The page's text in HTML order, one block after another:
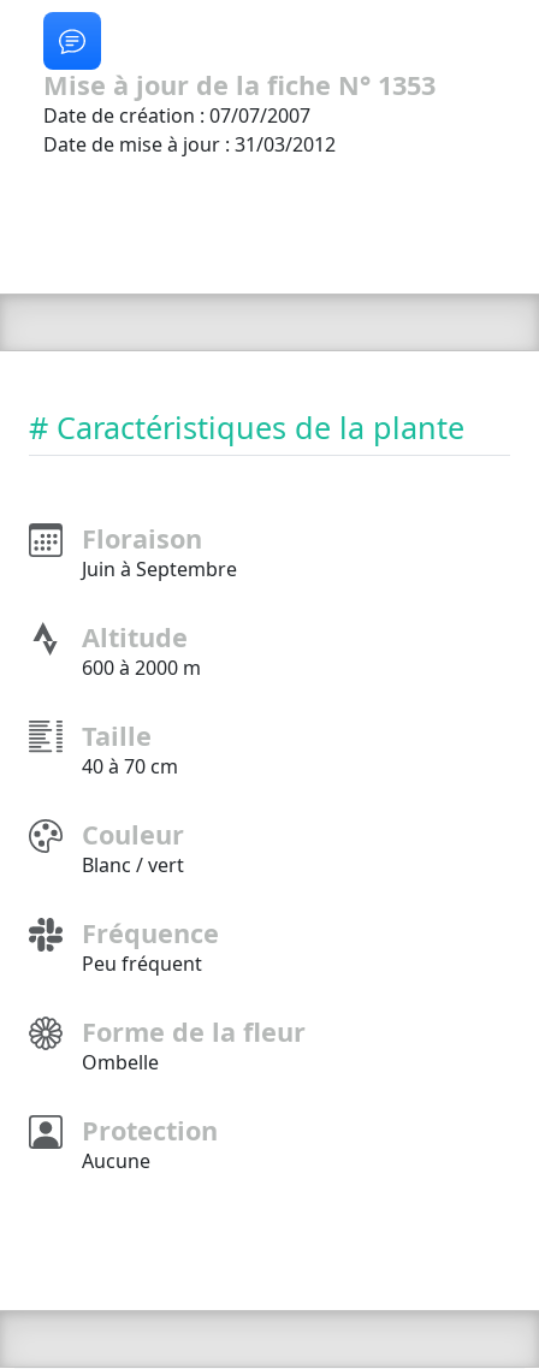
Mise à jour de la fiche N° 1353
Date de création : 07/07/2007
Date de mise à jour : 31/03/2012
# Caractéristiques de la plante
Floraison
Juin à Septembre
Altitude
600 à 2000 m
Taille
40 à 70 cm
Couleur
Blanc / vert
Fréquence
Peu fréquent
Forme de la fleur
Ombelle
Protection
Aucune